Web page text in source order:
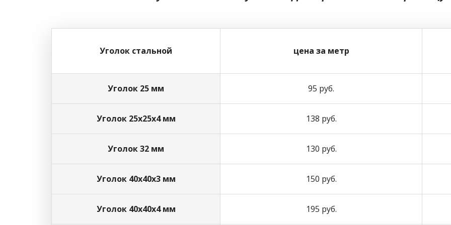
Уголок стальной цена за метр
Уголок 25 мм 95 руб.
Уголок 25х25х4 мм 138 руб.
Уголок 32 мм 130 руб.
Уголок 40х40х3 мм 150 руб.
Уголок 40х40х4 мм 195 руб.